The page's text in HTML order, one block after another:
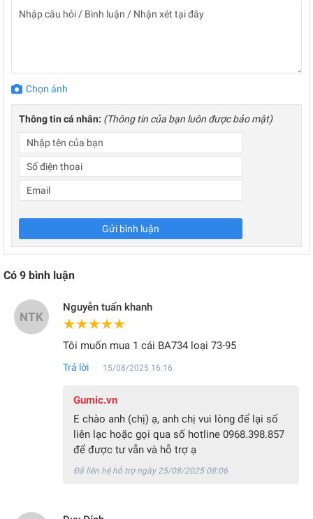
Chọn ảnh
Thông tin cá nhân: (Thông tin của bạn luôn được bảo mật)
Gửi bình luận
Có 9 bình luận
NTK
Nguyễn tuấn khanh
★★★★★
★★★★★
Tôi muốn mua 1 cái BA734 loại 73-95
Trả lời 15/08/2025 16:16
Gumic.vn
E chào anh (chị) ạ, anh chị vui lòng để lại số
liên lạc hoặc gọi qua số hotline 0968.398.857
để được tư vẫn và hỗ trợ ạ
Đã liên hệ hỗ trợ ngày 25/08/2025 08:06